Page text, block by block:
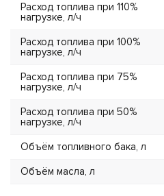
Расход топлива при 110%
нагрузке, л/ч
Расход топлива при 100%
нагрузке, л/ч
Расход топлива при 75%
нагрузке, л/ч
Расход топлива при 50%
нагрузке, л/ч
Объём топливного бака, л
Объём масла, л